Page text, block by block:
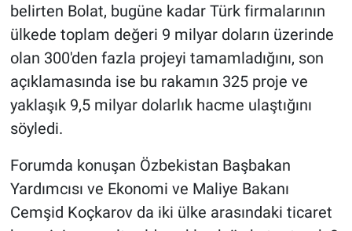
belirten Bolat, bugüne kadar Türk firmalarının
ülkede toplam değeri 9 milyar doların üzerinde
olan 300'den fazla projeyi tamamladığını, son
açıklamasında ise bu rakamın 325 proje ve
yaklaşık 9,5 milyar dolarlık hacme ulaştığını
söyledi.
Forumda konuşan Özbekistan Başbakan
Yardımcısı ve Ekonomi ve Maliye Bakanı
Cemşid Koçkarov da iki ülke arasındaki ticaret